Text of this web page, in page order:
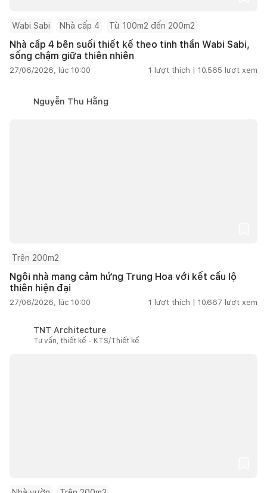
Wabi Sabi Nhà cấp 4 Từ 100m2 đến 200m2
Nhà cấp 4 bên suối thiết kế theo tinh thần Wabi Sabi,
sống chậm giữa thiên nhiên
27/06/2026, lúc 10:00 1 lượt thích | 10.565 lượt xem
Nguyễn Thu Hằng
Trên 200m2
Ngôi nhà mang cảm hứng Trung Hoa với kết cấu lộ
thiên hiện đại
27/06/2026, lúc 10:00 1 lượt thích | 10.667 lượt xem
TNT Architecture
Tư vấn, thiết kế - KTS/Thiết kế